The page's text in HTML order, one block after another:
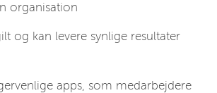
organisation
og kan levere synlige resultater
apps, som medarbejdere